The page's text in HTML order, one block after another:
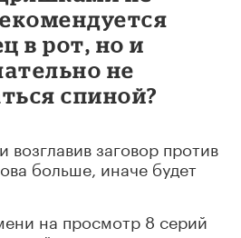
в рот, но и
не
спиной?
возглавив заговор против
больше, иначе будет
на просмотр 8 серий